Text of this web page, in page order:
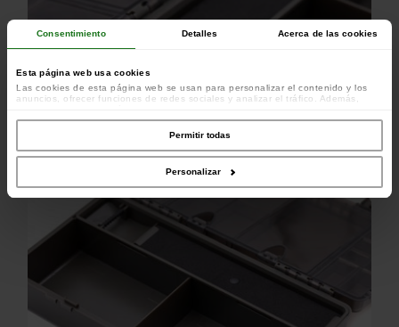
Consentimiento Detalles Acerca de las cookies
Esta página web usa cookies
Las cookies de esta página web se usan para personalizar el contenido y los
anuncios, ofrecer funciones de redes sociales y analizar el tráfico. Además,
colaboradores de redes sociales, publicidad y análisis web, quienes pueden
combinarla con otra información que les haya proporcionado o que hayan
recopilado a partir del uso que haya hecho de sus servicios.
Permitir todas
Personalizar
Emplazamiento para su bajos de línea.